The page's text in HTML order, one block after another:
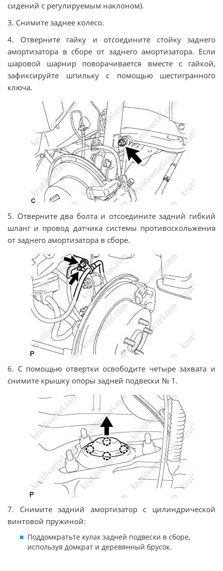
сидений с регулируемым наклоном).
3. Снимите заднее колесо.
4. Отверните гайку и отсоедините стойку заднего
амортизатора в сборе от заднего амортизатора. Если
шаровой шарнир поворачивается вместе с гайкой,
зафиксируйте шпильку с помощью шестигранного
ключа.
5. Отверните два болта и отсоедините задний гибкий
шланг и провод датчика системы противоскольжения
от заднего амортизатора в сборе.
6. С помощью отвертки освободите четыре захвата и
снимите крышку опоры задней подвески № 1.
7. Снимите задний амортизатор с цилиндрической
винтовой пружиной:
Поддомкратьте кулак задней подвески в сборе,
используя домкрат и деревянный брусок.